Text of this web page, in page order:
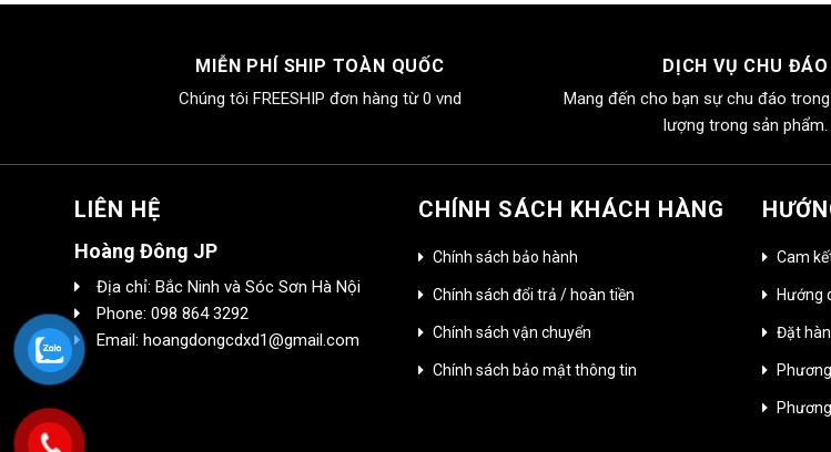
MIỄN PHÍ SHIP TOÀN QUỐC
Chúng tôi FREESHIP đơn hàng từ 0 vnd
DỊCH VỤ CHU ĐÁO
Mang đến cho bạn sự chu đáo
lượng trong sản phẩm.
LIÊN HỆ
Hoàng Đông JP
Địa chỉ: Bắc Ninh và Sóc Sơn Hà Nội
Phone: 098 864 3292
Email: hoangdongcdxd1@gmail.com
CHÍNH SÁCH KHÁCH HÀNG
Chính sách bảo hành
Chính sách đổi trả / hoàn tiền
Chính sách vận chuyển
Chính sách bảo mật thông tin
Cam
Hướng
Đặt